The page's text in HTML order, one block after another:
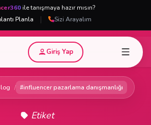
ile tanışmaya hazır mısın?
Planla
| Sizi Arayalım
Giriş Yap
/ #influencer pazarlama danışmanlığı
Etiket